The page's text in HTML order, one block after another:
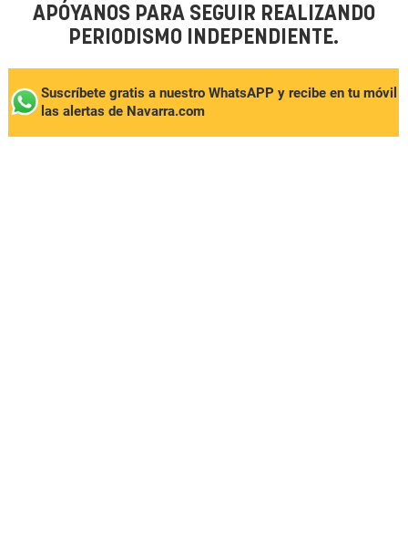
APÓYANOS PARA SEGUIR REALIZANDO
PERIODISMO INDEPENDIENTE.
Suscríbete gratis a nuestro WhatsAPP y recibe en tu móvil
las alertas de Navarra.com